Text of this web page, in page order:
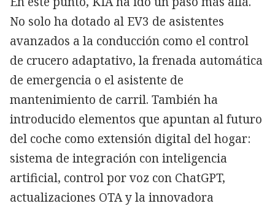
No solo ha dotado al EV3 de asistentes
avanzados a la conducción como el control
de crucero adaptativo, la frenada automática
de emergencia o el asistente de
mantenimiento de carril. También ha
introducido elementos que apuntan al futuro
del coche como extensión digital del hogar:
sistema de integración con inteligencia
artificial, control por voz con ChatGPT,
actualizaciones OTA y la innovadora